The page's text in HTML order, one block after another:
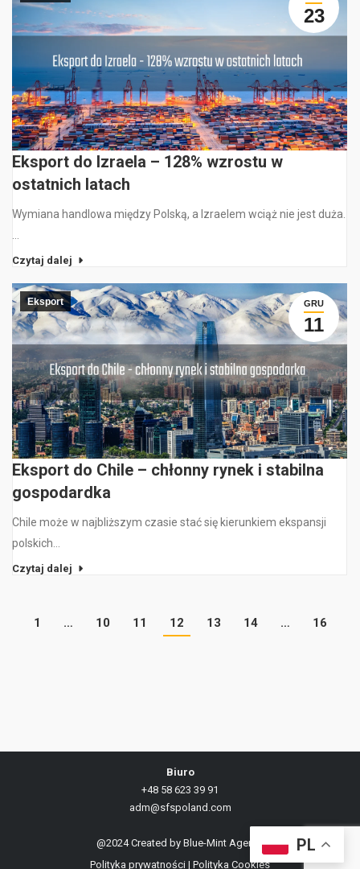
23
Eksport do Izraela – 128% wzrostu w
ostatnich latach
Wymiana handlowa między Polską, a Izraelem wciąż nie jest duża.
Czytaj dalej
GRU
11
Eksport
Eksport do Chile – chłonny rynek i stabilna
gospodardka
Chile może w najbliższym czasie stać się kierunkiem ekspansji
polskich…
Czytaj dalej
1 … 10 11 12 13 14 … 16
Biuro
+48 58 623 39 91
adm@sfspoland.com
@2024 Created by Blue-Mint Agency
Polityka prywatności | Polityka Cookies
PL